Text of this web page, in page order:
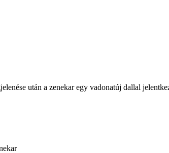
után a zenekar egy vadonatúj dallal